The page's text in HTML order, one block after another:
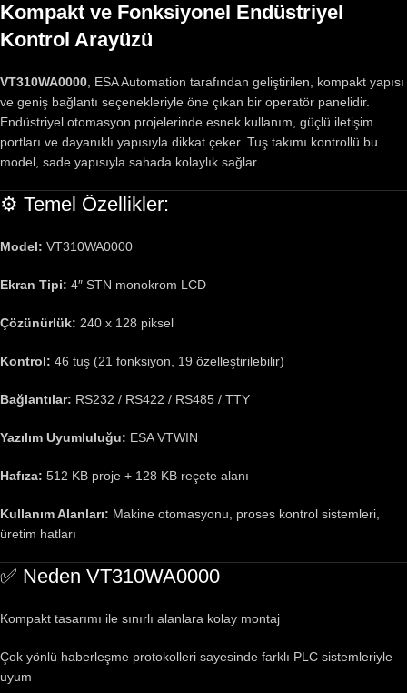
Kompakt ve Fonksiyonel Endüstriyel
Kontrol Arayüzü
VT310WA0000 , ESA Automation tarafından geliştirilen, kompakt yapısı
ve geniş bağlantı seçenekleriyle öne çıkan bir operatör panelidir.
Endüstriyel otomasyon projelerinde esnek kullanım, güçlü iletişim
portları ve dayanıklı yapısıyla dikkat çeker. Tuş takımı kontrollü bu
model, sade yapısıyla sahada kolaylık sağlar.
⚙ Temel Özellikler:
Model: VT310WA0000
Ekran Tipi: 4″ STN monokrom LCD
Çözünürlük: 240 x 128 piksel
Kontrol: 46 tuş (21 fonksiyon, 19 özelleştirilebilir)
Bağlantılar: RS232 / RS422 / RS485 / TTY
Yazılım Uyumluluğu: ESA VTWIN
Hafıza: 512 KB proje + 128 KB reçete alanı
Kullanım Alanları: Makine otomasyonu, proses kontrol sistemleri,
üretim hatları
✅ Neden VT310WA0000
Kompakt tasarımı ile sınırlı alanlara kolay montaj
Çok yönlü haberleşme protokolleri sayesinde farklı PLC sistemleriyle
uyum